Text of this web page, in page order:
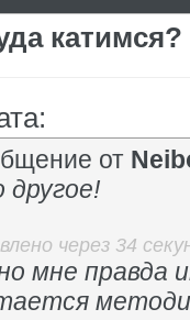
катимся?
от
через 34
мне правда